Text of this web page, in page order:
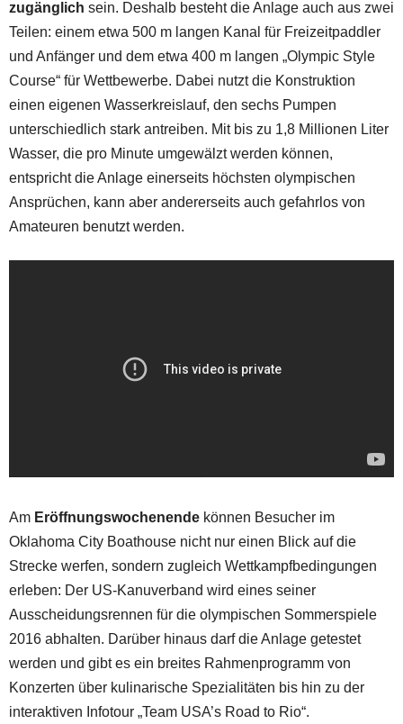
zugänglich sein. Deshalb besteht die Anlage auch aus zwei
Teilen: einem etwa 500 m langen Kanal für Freizeitpaddler
und Anfänger und dem etwa 400 m langen „Olympic Style
Course“ für Wettbewerbe. Dabei nutzt die Konstruktion
einen eigenen Wasserkreislauf, den sechs Pumpen
unterschiedlich stark antreiben. Mit bis zu 1,8 Millionen Liter
Wasser, die pro Minute umgewälzt werden können,
entspricht die Anlage einerseits höchsten olympischen
Ansprüchen, kann aber andererseits auch gefahrlos von
Amateuren benutzt werden.
Am Eröffnungswochenende können Besucher im
Oklahoma City Boathouse nicht nur einen Blick auf die
Strecke werfen, sondern zugleich Wettkampfbedingungen
erleben: Der US-Kanuverband wird eines seiner
Ausscheidungsrennen für die olympischen Sommerspiele
2016 abhalten. Darüber hinaus darf die Anlage getestet
werden und gibt es ein breites Rahmenprogramm von
Konzerten über kulinarische Spezialitäten bis hin zu der
interaktiven Infotour „Team USA’s Road to Rio“.